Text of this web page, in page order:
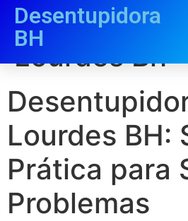
Desentupidora
BH
Lourdes Bh
Lourdes BH:
Prática para
Problemas